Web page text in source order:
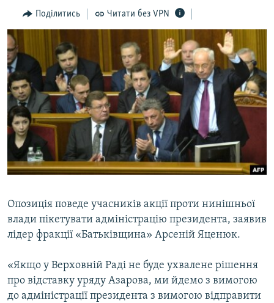
Перейти
до
пошуку
ПОГЛЯД
ІНТЕРВ'Ю
ВСЕ ЗА ДЕНЬ
СПЕЦПРОЕКТИ
ДЕПОРТАЦІЯ
ВІДЕОУРОКИ «ELIFBE»
СВІДЧЕННЯ ОКУПАЦІЇ
УКРАЇНСЬКА ПРОБЛЕМА КРИМУ
ЯК ОБІЙТИ БЛОКУВАННЯ
Русский
Qırımtatar
Поділитись Читати без VPN
Опозиція поведе учасників акції проти нинішньої
влади пікетувати адміністрацію президента, заявив
лідер фракції «Батьківщина» Арсеній Яценюк.
«Якщо у Верховній Раді не буде ухвалене рішення
про відставку уряду Азарова, ми йдемо з вимогою
до адміністрації президента з вимогою відправити